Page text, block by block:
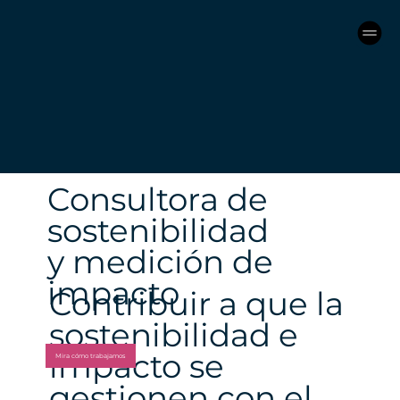
Consultora de
sostenibilidad
y medición de
impacto
Contribuir a que la
sostenibilidad e
impacto se
Mira cómo trabajamos